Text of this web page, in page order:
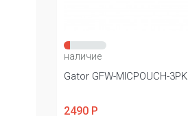
наличие
Gator GFW-MICPOUCH-3PK
2490 Р